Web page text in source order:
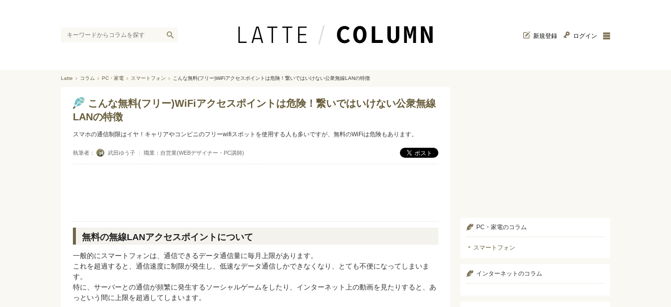
新規登録 ログイン
Latte コラム PC・家電 スマートフォン こんな無料(フリー)WiFiアクセスポイントは危険！繋いではいけない公衆無線LANの特徴
こんな無料(フリー)WiFiアクセスポイントは危険！繋いではいけない公衆無線
LANの特徴
スマホの通信制限はイヤ！キャリアやコンビニのフリーwifiスポットを使用する人も多いですが、無料のWiFiは危険もあります。
執筆者： 武田ゆう子 ｜ 職業：自営業(WEBデザイナー・PC講師)
無料の無線LANアクセスポイントについて
一般的にスマートフォンは、通信できるデータ通信量に毎月上限があります。
これを超過すると、通信速度に制限が発生し、低速なデータ通信しかできなくなり、とても不便になってしまいま
す。
特に、サーバーとの通信が頻繁に発生するソーシャルゲームをしたり、インターネット上の動画を見たりすると、あ
っという間に上限を超過してしまいます。
PC・家電のコラム
スマートフォン
インターネットのコラム